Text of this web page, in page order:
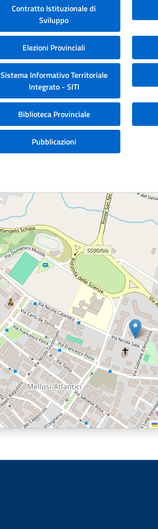
Contratto Istituzionale di
Sviluppo
Elezioni Provinciali
Sistema Informativo Territoriale
Integrato - SITI
Biblioteca Provinciale
Pubblicazioni